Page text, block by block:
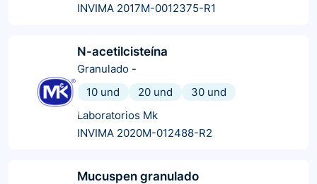
INVIMA 2017M-0012375-R1
N-acetilcisteína
Granulado -
10 und
20 und
30 und
Laboratorios Mk
INVIMA 2020M-012488-R2
Mucuspen granulado